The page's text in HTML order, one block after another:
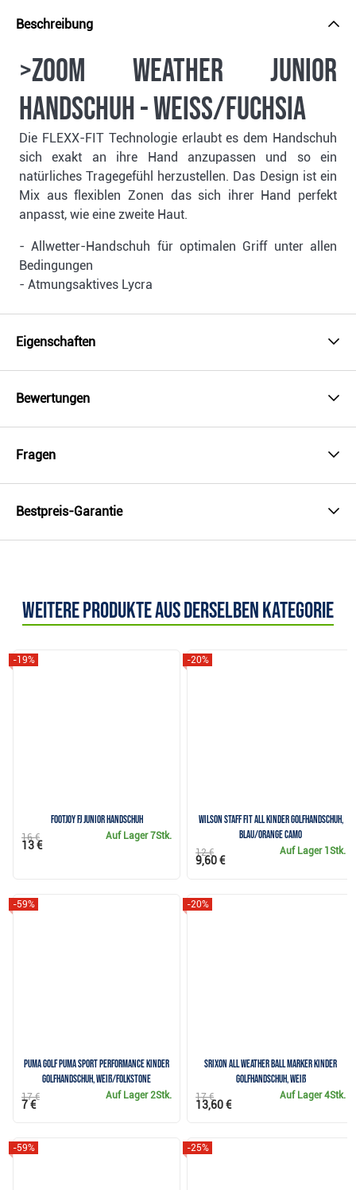
Beschreibung
>Zoom Weather Junior
Handschuh - weiss/fuchsia
Die FLEXX-FIT Technologie erlaubt es dem Handschuh
sich exakt an ihre Hand anzupassen und so ein
natürliches Tragegefühl herzustellen. Das Design ist ein
Mix aus flexiblen Zonen das sich ihrer Hand perfekt
anpasst, wie eine zweite Haut.
- Allwetter-Handschuh für optimalen Griff unter allen
Bedingungen
- Atmungsaktives Lycra
Eigenschaften
Bewertungen
Fragen
Bestpreis-Garantie
Weitere Produkte aus derselben Kategorie
FootJoy FJ Junior Handschuh
-19%
Auf Lager7Stk.
16 €
13 €
Wilson Staff Fit All Kinder Golfhandschuh,
blau/orange camo
-20%
Auf Lager 1Stk.
12 €
9,60 €
Puma Golf Puma Sport Performance Kinder
Golfhandschuh, weiß/folkstone
-59%
Auf Lager 2Stk.
17 €
7 €
Srixon All Weather Ball Marker Kinder
Golfhandschuh, weiß
-20%
Auf Lager4Stk.
17 €
13,60 €
-59% -25%